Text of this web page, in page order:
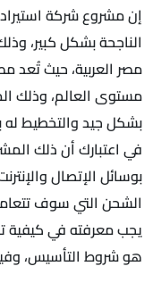
إن مشروع شركة
الناجحة بشكل كبير،
مصر العربية، حيث تُعد
مستوى العالم، وذلك
بشكل جيد والتخطيط
في اعتبارك أن ذلك
بوسائل الإتصال
الشحن التي سوف
يجب معرفته في كيفية
هو شروط التأسيس،